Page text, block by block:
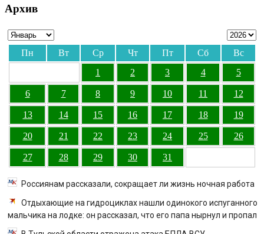
Архив
Пн Вт Ср Чт Пт Сб
Вс
1
2 3 4 5
6 7 8 9 10 11 12
13 14 15 16 17 18 19
20 21 22 23 24 25 26
27 28 29 30 31
Россиянам рассказали, сокращает ли жизнь ночная работа
Отдыхающие на гидроциклах нашли одинокого испуганного
мальчика на лодке: он рассказал, что его папа нырнул и пропал